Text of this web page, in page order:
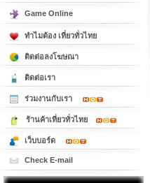
Game Online
ทำไมต้อง เที่ยวทั่วไทย
ติดต่อลงโฆษณา
ติดต่อเรา
ร่วมงานกับเรา
ร้านค้าเที่ยวทั่วไทย
เว็บบอร์ด
Check E-mail